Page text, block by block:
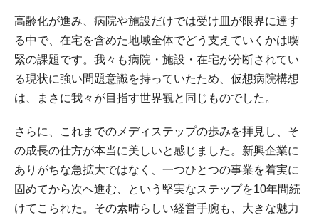
高齢化が進み、病院や施設だけでは受け皿が限界に達す
る中で、在宅を含めた地域全体でどう支えていくかは喫
緊の課題です。我々も病院・施設・在宅が分断されてい
る現状に強い問題意識を持っていたため、仮想病院構想
は、まさに我々が目指す世界観と同じものでした。
さらに、これまでのメディステップの歩みを拝見し、そ
の成長の仕方が本当に美しいと感じました。新興企業に
ありがちな急拡大ではなく、一つひとつの事業を着実に
固めてから次へ進む、という堅実なステップを10年間続
けてこられた。その素晴らしい経営手腕も、大きな魅力